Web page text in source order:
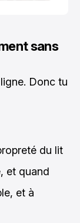
sans
Donc tu
du lit
et quand
et à